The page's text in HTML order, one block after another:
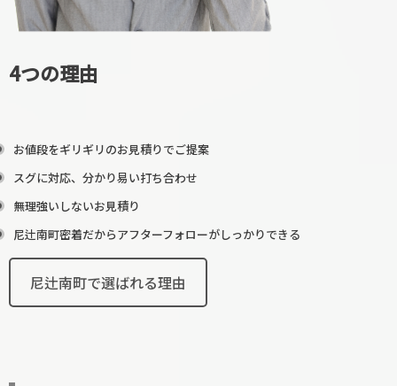
4つの理由
お値段をギリギリのお見積りでご提案
スグに対応、分かり易い打ち合わせ
無理強いしないお見積り
尼辻南町密着だからアフターフォローがしっかりできる
尼辻南町で選ばれる理由